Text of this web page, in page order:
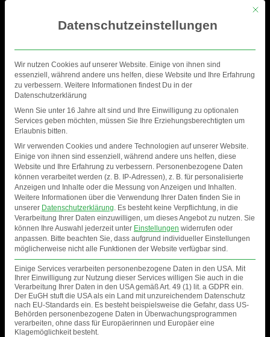
SNOWBEAT FESTIVAL |
ALPINCENTER
WITTENBURG
Mit
Datenschutzeinstellungen
Wir nutzen Cookies auf unserer Website. Einige von ihnen sind
essenziell, während andere uns helfen, diese Website und Ihre Erfahrung
zu verbessern. Weitere Informationen findest Du in der
Datenschutzerklärung
Wenn Sie unter 16 Jahre alt sind und Ihre Einwilligung zu optionalen
Services geben möchten, müssen Sie Ihre Erziehungsberechtigten um
Erlaubnis bitten.
Wir verwenden Cookies und andere Technologien auf unserer Website.
Einige von ihnen sind essenziell, während andere uns helfen, diese
Website und Ihre Erfahrung zu verbessern. Personenbezogene Daten
können verarbeitet werden (z. B. IP-Adressen), z. B. für personalisierte
Anzeigen und Inhalte oder die Messung von Anzeigen und Inhalten.
Weitere Informationen über die Verwendung Ihrer Daten finden Sie in
unserer Datenschutzerklärung. Es besteht keine Verpflichtung, in die
Verarbeitung Ihrer Daten einzuwilligen, um dieses Angebot zu nutzen. Sie
können Ihre Auswahl jederzeit unter Einstellungen widerrufen oder
anpassen. Bitte beachten Sie, dass aufgrund individueller Einstellungen
möglicherweise nicht alle Funktionen der Website verfügbar sind.
Einige Services verarbeiten personenbezogene Daten in den USA. Mit
Ihrer Einwilligung zur Nutzung dieser Services willigen Sie auch in die
Verarbeitung Ihrer Daten in den USA gemäß Art. 49 (1) lit. a GDPR ein.
Der EuGH stuft die USA als ein Land mit unzureichendem Datenschutz
nach EU-Standards ein. Es besteht beispielsweise die Gefahr, dass US-
Behörden personenbezogene Daten in Überwachungsprogrammen
verarbeiten, ohne dass für Europäerinnen und Europäer eine
Klagemöglichkeit besteht.